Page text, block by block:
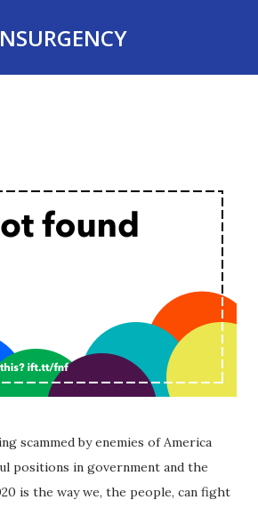
scammed by enemies of America
positions in government and the
is the way we, the people, can fight